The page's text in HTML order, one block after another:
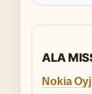
ALA
Nokia